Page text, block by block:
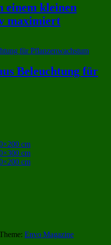
einem kleinen
maximiert
Beleuchtung für
cm
cm
cm
Envo Magazine